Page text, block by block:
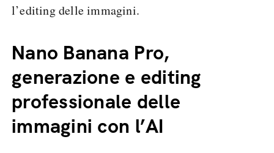
l’editing delle immagini.
Nano Banana Pro,
generazione e editing
professionale delle
immagini con l’AI